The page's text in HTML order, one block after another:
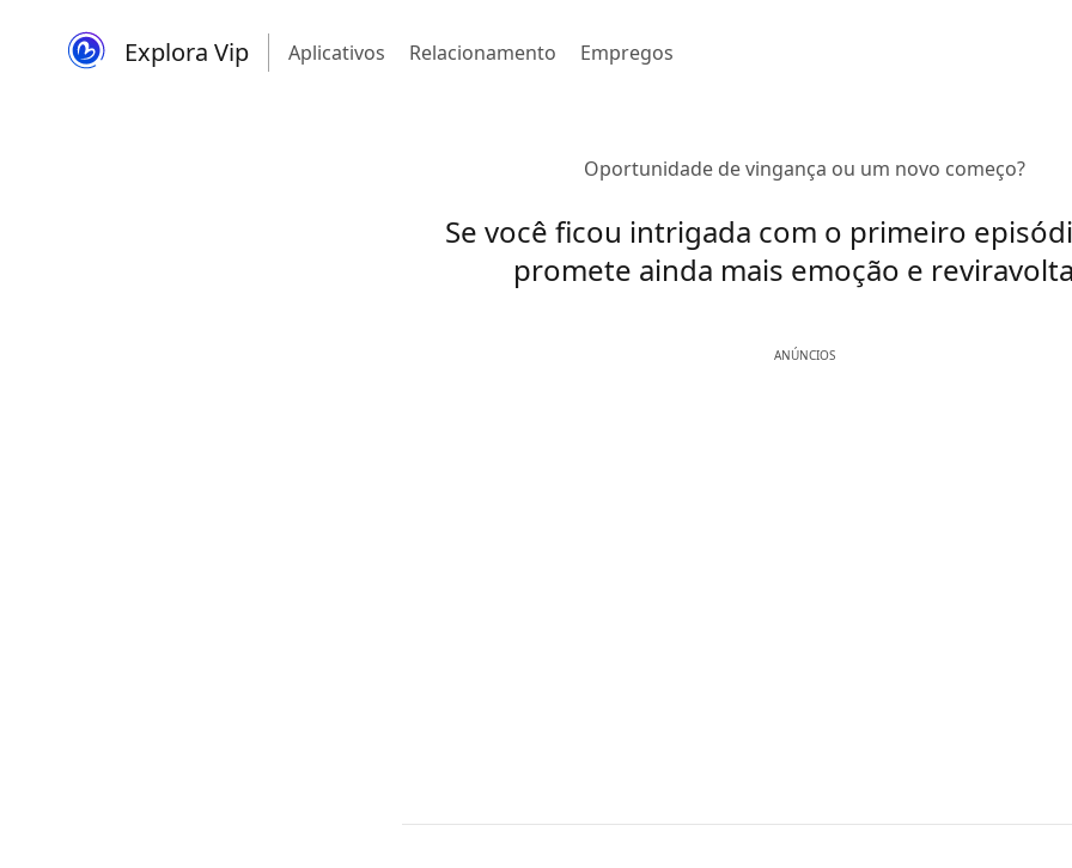
Explora Vip Aplicativos Relacionamento Empregos
Oportunidade de vingança ou um novo começo?
Se você ficou intrigada com o primeiro
promete ainda mais emoção e
ANÚNCIOS